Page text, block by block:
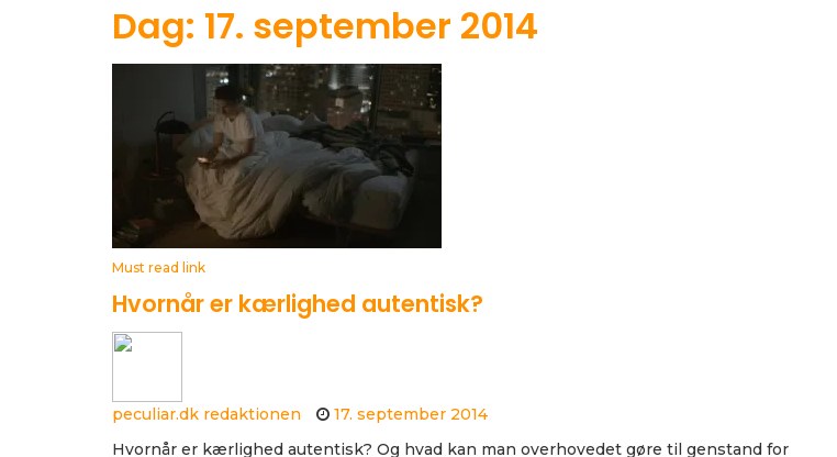
Dag: 17. september 2014
Must read link
Hvornår er kærlighed autentisk?
peculiar.dk redaktionen
17. september 2014
Hvornår er kærlighed autentisk? Og hvad kan man overhovedet gøre til genstand for